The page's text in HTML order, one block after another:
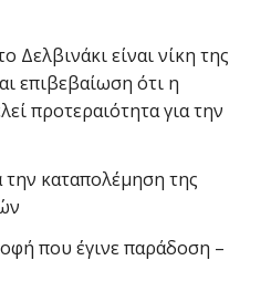
είναι νίκη της
επιβεβαίωση ότι η
προτεραιότητα για την
την καταπολέμηση της
που έγινε παράδοση –